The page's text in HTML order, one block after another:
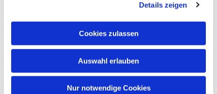
Details zeigen
Cookies zulassen
Auswahl erlauben
Nur notwendige Cookies
EVANGELISCHE
GESAMTKIRCHENGEMEINDE DER
MAINPERLEN